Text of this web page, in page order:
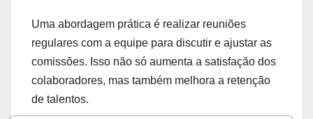
Por exemplo, uma empresa pode estabelecer uma
comissão que varia de 5% a 15% sobre as
vendas, dependendo do volume alcançado. Isso
motiva os colaboradores a se esforçarem mais